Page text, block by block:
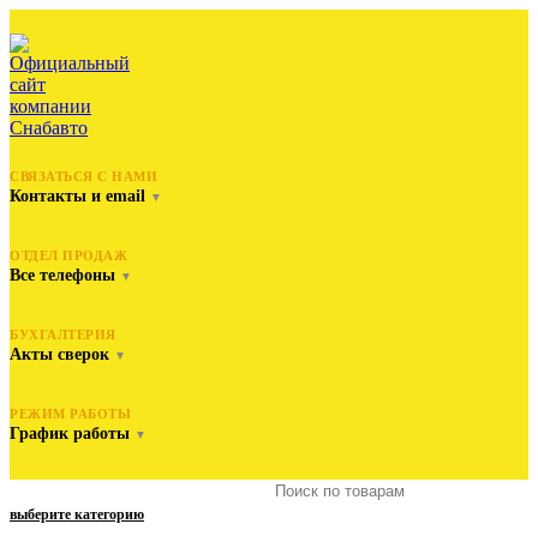
СВЯЗАТЬСЯ С НАМИ
Контакты и email ▼
ОТДЕЛ ПРОДАЖ
Все телефоны ▼
БУХГАЛТЕРИЯ
Акты сверок ▼
РЕЖИМ РАБОТЫ
График работы ▼
выберите категорию